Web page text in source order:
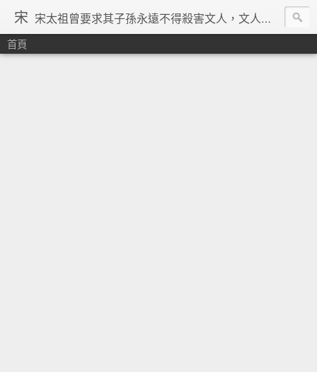
宋 宋太祖曾要求其子孫永遠不得殺害文人，文人在宋朝地位得到了空前的提升，重文輕武的風氣在宋朝達到了極致，「好男不當兵」「學而優則仕」等俗諺都是出在宋朝。在理學的興起、宗教勢力退潮、言論控制降低、市民文化興起、商品經濟繁榮與印刷術的發明等一系列背景下，宋朝優秀文人輩出，知識份子自覺意識空前覺醒。其後中國由於蒙古的入侵並對文人採取敵視政策，加上明清的八股文與文字獄嚴重壓制學人思想自由發揮，中國再也沒有出現過象宋朝一樣興盛的文化景象。 ─維基百科宋朝條下
首頁